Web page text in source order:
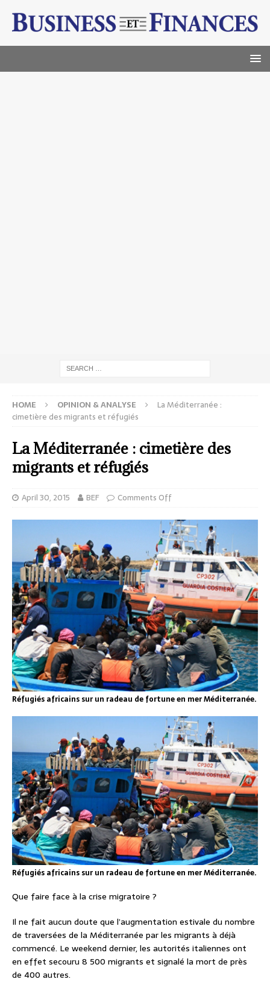
HOME OPINION & ANALYSE
La Méditerranée :
cimetière des migrants et réfugiés
La Méditerranée : cimetière des
migrants et réfugiés
April 30, 2015 BEF Comments Off
Réfugiés africains sur un radeau de fortune en mer Méditerranée.
Réfugiés africains sur un radeau de fortune en mer Méditerranée.
Que faire face à la crise migratoire ?
Il ne fait aucun doute que l’augmentation estivale du nombre
de traversées de la Méditerranée par les migrants à déjà
commencé. Le weekend dernier, les autorités italiennes ont
en effet secouru 8 500 migrants et signalé la mort de près
de 400 autres.